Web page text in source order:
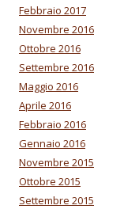
Febbraio 2017
Novembre 2016
Ottobre 2016
Settembre 2016
Maggio 2016
Aprile 2016
Febbraio 2016
Gennaio 2016
Novembre 2015
Ottobre 2015
Settembre 2015